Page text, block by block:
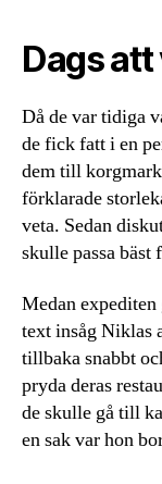
Dags
Då de var tidiga
de fick fatt i en
dem till
förklarade
veta. Sedan
skulle passa bäst
Medan
text insåg Niklas
tillbaka snabbt
pryda deras
de skulle gå till
en sak var hon